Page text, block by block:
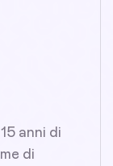
anni di
di